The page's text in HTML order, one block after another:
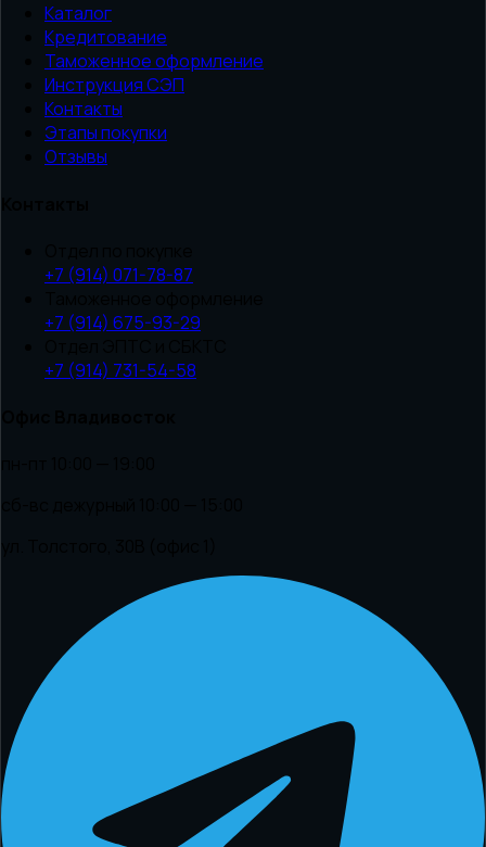
Каталог
Кредитование
Таможенное оформление
Инструкция СЭП
Контакты
Этапы покупки
Отзывы
+7 (914) 071-78-87
+7 (914) 675-93-29
+7 (914) 731-54-58